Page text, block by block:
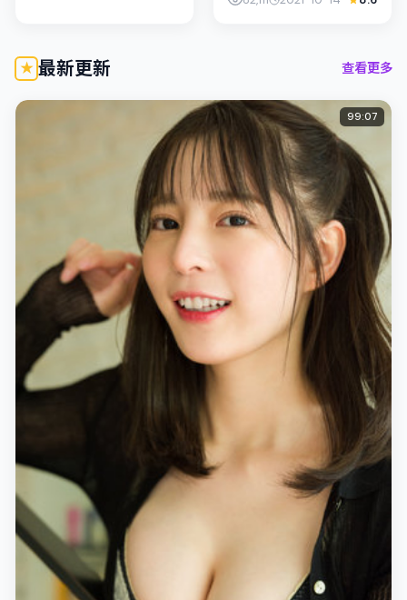
悬疑展开。影片由洪常秀
最新更新 查看更多
99:07